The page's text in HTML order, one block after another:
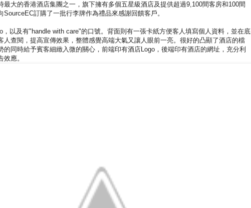
最大的香港酒店集團之一，旗下擁有多個五星級酒店及提供超過9,100間客房和100間
SourceEC訂購了一批行李牌作為禮品來感謝回饋客戶。
，以及有"handle with care"的口號。背面則有一張卡紙方便客人填寫個人資料，並在底
人查閱，提高宣傳效果，整體感覺高端大氣又讓人眼前一亮。很好的凸顯了酒店的檔
的同時給予賓客細緻入微的關心，前端印有酒店Logo，後端印有酒店的網址，充分利
應。